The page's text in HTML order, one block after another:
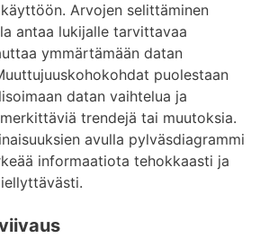
Arvojen selittäminen
antaa lukijalle tarvittavaa
ymmärtämään datan
puolestaan
datan vaihtelua ja
trendejä tai muutoksia.
avulla pylväsdiagrammi
informaatiota tehokkaasti ja